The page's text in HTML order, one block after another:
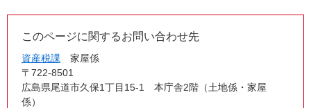
このページに関するお問い合わせ先
資産税課
家屋係
〒722-8501
広島県尾道市久保1丁目15-1 本庁舎2階（土地係・家屋
係）